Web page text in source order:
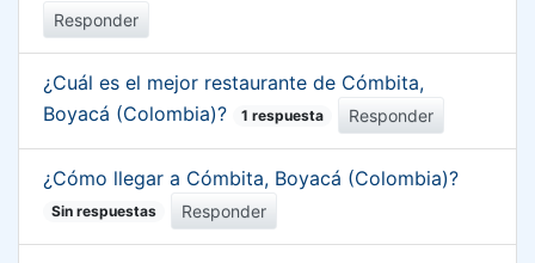
Responder
¿Cuál es el mejor restaurante de Cómbita,
Boyacá (Colombia)?
1 respuesta Responder
¿Cómo llegar a Cómbita, Boyacá (Colombia)?
Sin respuestas Responder